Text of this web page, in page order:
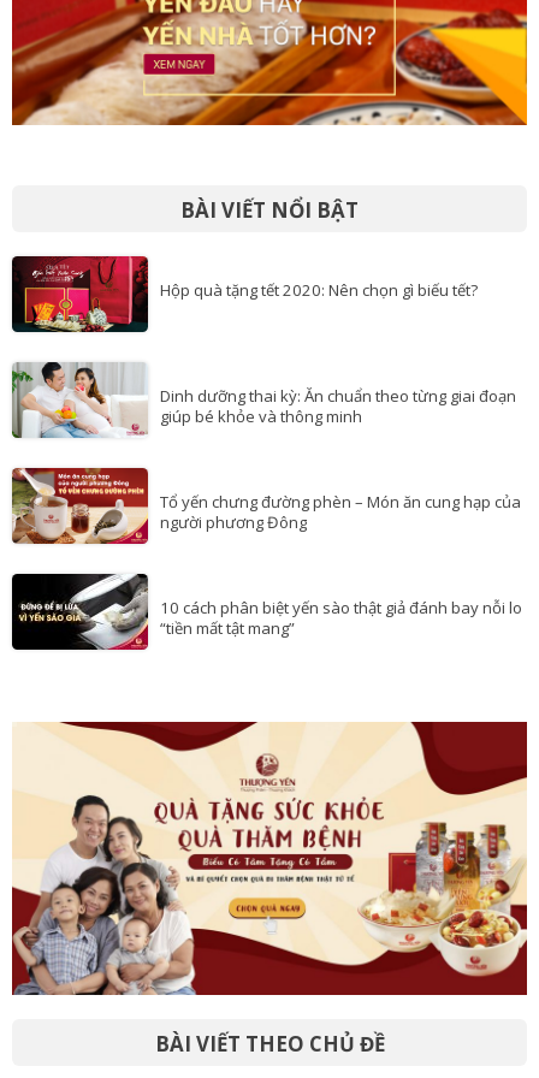
BÀI VIẾT NỔI BẬT
Hộp quà tặng tết 2020: Nên chọn gì biếu tết?
Dinh dưỡng thai kỳ: Ăn chuẩn theo từng giai đoạn
giúp bé khỏe và thông minh
Tổ yến chưng đường phèn – Món ăn cung hạp của
người phương Đông
10 cách phân biệt yến sào thật giả đánh bay nỗi lo
“tiền mất tật mang”
BÀI VIẾT THEO CHỦ ĐỀ